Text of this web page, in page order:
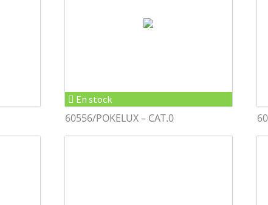
En stock
60556/POKELUX – CAT.0